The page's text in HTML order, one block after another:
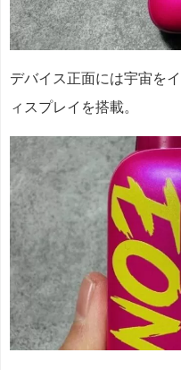
デバイス正面には宇宙を
ィスプレイを搭載。